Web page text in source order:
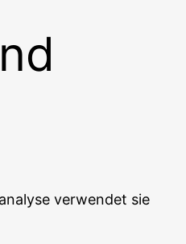
ver­wen­det sie